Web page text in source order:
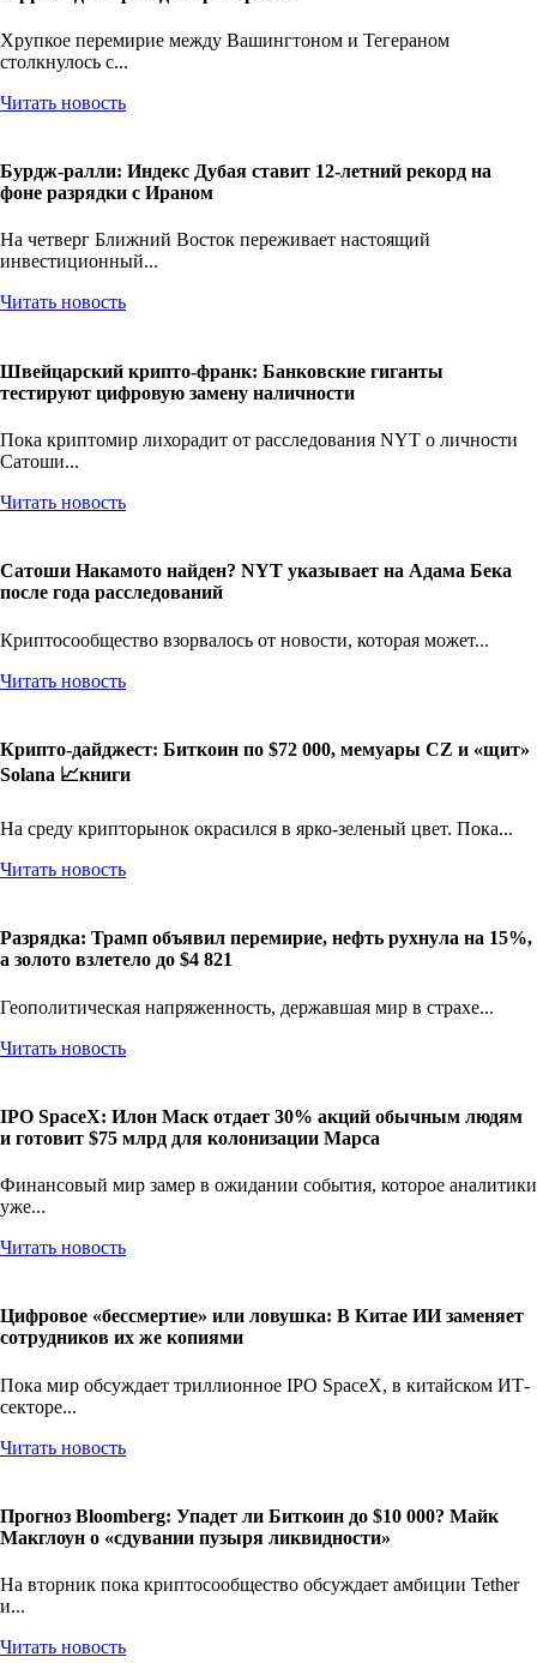
Хрупкое перемирие между Вашингтоном и Тегераном
столкнулось с...
Читать новость
Бурдж-ралли: Индекс Дубая ставит 12-летний рекорд на
фоне разрядки с Ираном
На четверг Ближний Восток переживает настоящий
инвестиционный...
Читать новость
Швейцарский крипто-франк: Банковские гиганты
тестируют цифровую замену наличности
Пока криптомир лихорадит от расследования NYT о личности
Сатоши...
Читать новость
Сатоши Накамото найден? NYT указывает на Адама Бека
после года расследований
Криптосообщество взорвалось от новости, которая может...
Читать новость
Крипто-дайджест: Биткоин по $72 000, мемуары CZ и «щит»
Solana 📈книги
На среду крипторынок окрасился в ярко-зеленый цвет. Пока...
Читать новость
Разрядка: Трамп объявил перемирие, нефть рухнула на 15%,
а золото взлетело до $4 821
Геополитическая напряженность, державшая мир в страхе...
Читать новость
IPO SpaceX: Илон Маск отдает 30% акций обычным людям
и готовит $75 млрд для колонизации Марса
Финансовый мир замер в ожидании события, которое аналитики
уже...
Читать новость
Цифровое «бессмертие» или ловушка: В Китае ИИ заменяет
сотрудников их же копиями
Пока мир обсуждает триллионное IPO SpaceX, в китайском ИТ-
секторе...
Читать новость
Прогноз Bloomberg: Упадет ли Биткоин до $10 000? Майк
Макглоун о «сдувании пузыря ликвидности»
На вторник пока криптосообщество обсуждает амбиции Tether
и...
Читать новость